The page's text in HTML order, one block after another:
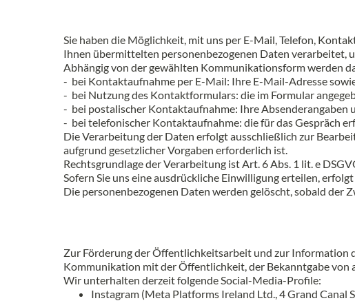
Sie haben die Möglichkeit, mit uns per E-Mail, Telefon,
Ihnen übermittelten personenbezogenen Daten verarbeitet,
Abhängig von der gewählten Kommunikationsform werden
- bei Kontaktaufnahme per E-Mail: Ihre E-Mail-Adresse
- bei Nutzung des Kontaktformulars: die im Formular
- bei postalischer Kontaktaufnahme: Ihre Absenderangaben
- bei telefonischer Kontaktaufnahme: die für das Gespräch
Die Verarbeitung der Daten erfolgt ausschließlich zur
aufgrund gesetzlicher Vorgaben erforderlich ist.
Rechtsgrundlage der Verarbeitung ist Art. 6 Abs. 1 lit. e
Sofern Sie uns eine ausdrückliche Einwilligung erteilen,
Die personenbezogenen Daten werden gelöscht, sobald
Zur Förderung der Öffentlichkeitsarbeit und zur
Kommunikation mit der Öffentlichkeit, der Bekanntgabe
Wir unterhalten derzeit folgende Social-Media-Profile:
Instagram (Meta Platforms Ireland Ltd., 4 Grand Canal